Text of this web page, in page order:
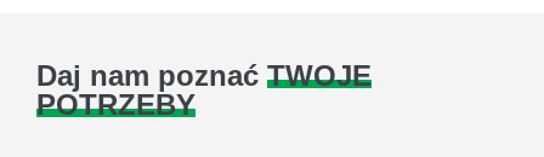
Daj nam poznać TWOJE
POTRZEBY